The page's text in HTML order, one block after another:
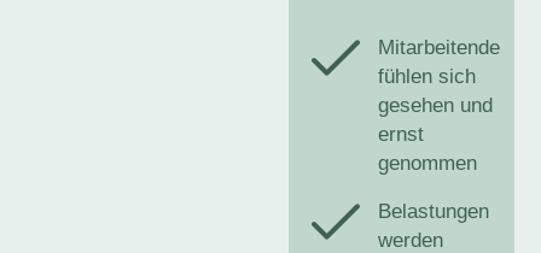
Mitarbeitende
fühlen sich
gesehen und
ernst
genommen
Belastungen
werden